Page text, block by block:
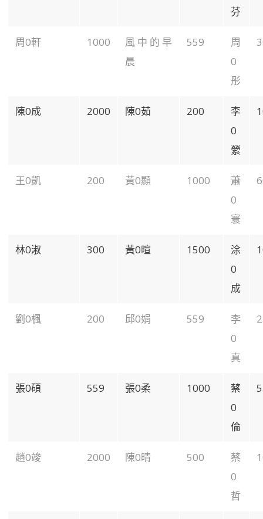
芬
周0軒 1000
風中的早
晨
559
周
0
彤
陳0成 2000 陳0茹 200
李
0
縈
王0凱 200 黃0顯 1000
蕭
0
寰
林0淑 300 黃0暄 1500
涂
0
成
劉0楓 200 邱0娟 559
李
0
真
張0碩 559 張0柔 1000
蔡
0
倫
趙0竣 2000 陳0晴 500
蔡
0
哲